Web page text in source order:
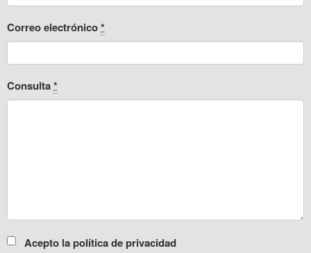
Correo electrónico*
Consulta*
Acepto la política de privacidad